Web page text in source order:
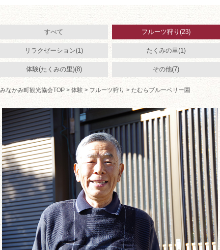
すべて フルーツ狩り(23)
リラクゼーション(1) たくみの里(1)
体験(たくみの里)(8) その他(7)
みなかみ町観光協会TOP > 体験 > フルーツ狩り > たむらブルーベリー園